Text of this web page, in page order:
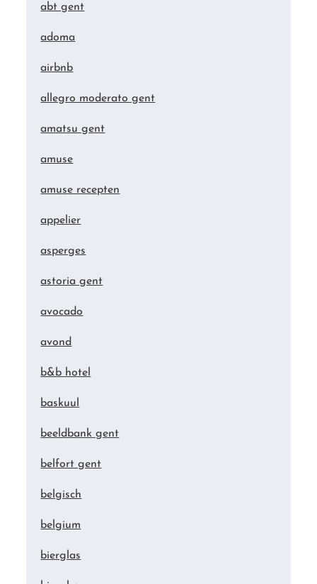
abt gent
adoma
airbnb
allegro moderato gent
amatsu gent
amuse
amuse recepten
appelier
asperges
astoria gent
avocado
avond
b&b hotel
baskuul
beeldbank gent
belfort gent
belgisch
belgium
bierglas